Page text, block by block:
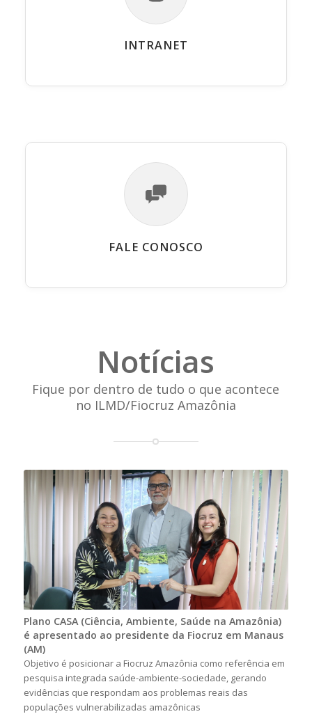
INTRANET
FALE CONOSCO
Notícias
Fique por dentro de tudo o que acontece
no ILMD/Fiocruz Amazônia
Plano CASA (Ciência, Ambiente, Saúde na Amazônia)
é apresentado ao presidente da Fiocruz em Manaus
(AM)
Objetivo é posicionar a Fiocruz Amazônia como referência em
pesquisa integrada saúde-ambiente-sociedade, gerando
evidências que respondam aos problemas reais das
populações vulnerabilizadas amazônicas